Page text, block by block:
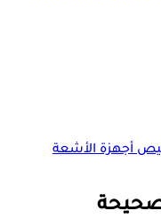
أجهزة الأشعة